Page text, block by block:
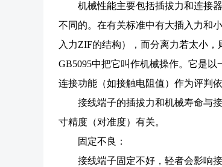
机械性能主要包括插拔力和连接
不同的。在有关标准中有大插入力和
入力ZIF的结构），而分离力若太小
GB5095中把它叫作机械操作。它是
连接功能（如接触电阻值）作为评判依
接线端子的插拔力和机械寿命与
寸精度（对准度）有关。
固定不良：
接线端子固定不好，轻者会影响